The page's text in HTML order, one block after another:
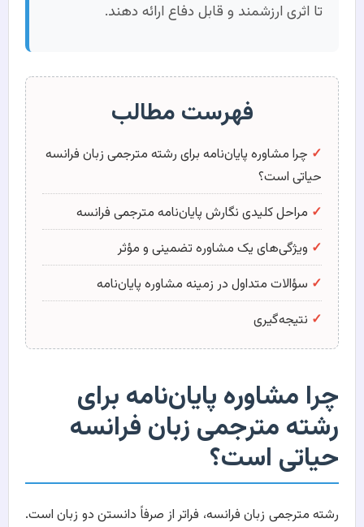
تا اثری ارزشمند و قابل دفاع ارائه دهند.
فهرست مطالب
✓ چرا مشاوره پایان‌نامه برای رشته مترجمی زبان فرانسه
حیاتی است؟
✓ مراحل کلیدی نگارش پایان‌نامه مترجمی فرانسه
✓ ویژگی‌های یک مشاوره تضمینی و مؤثر
✓ سؤالات متداول در زمینه مشاوره پایان‌نامه
✓ نتیجه‌گیری
چرا مشاوره پایان‌نامه برای
رشته مترجمی زبان فرانسه
حیاتی است؟
رشته مترجمی زبان فرانسه، فراتر از صرفاً دانستن دو زبان است.